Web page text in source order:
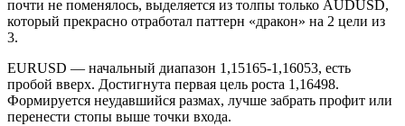
почти не поменялось, выделяется из толпы только AUDUSD,
который прекрасно отработал паттерн «дракон» на 2 цели из
3.
EURUSD — начальный диапазон 1,15165-1,16053, есть
пробой вверх. Достигнута первая цель роста 1,16498.
Формируется неудавшийся размах, лучше забрать профит или
перенести стопы выше точки входа.